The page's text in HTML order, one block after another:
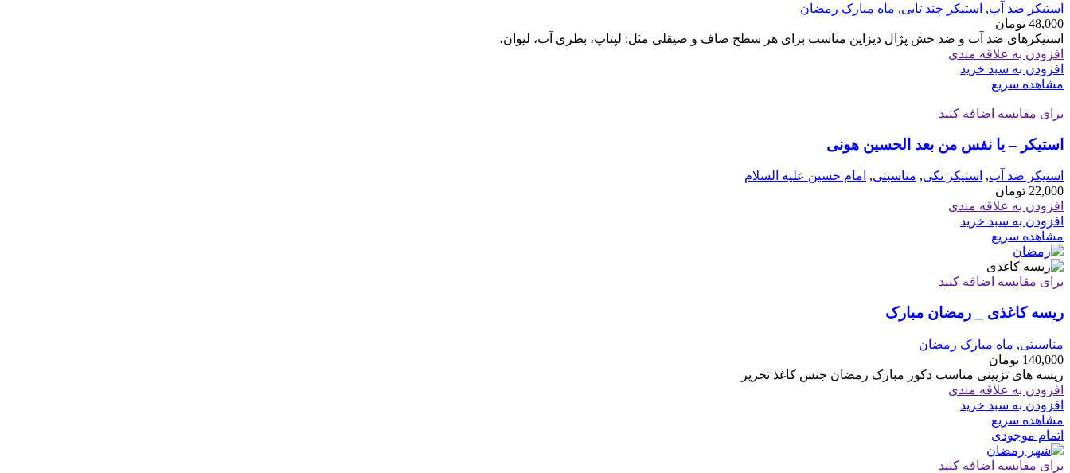
استیکر ضد آب, استیکر چند تایی, ماه مبارک رمضان
48,000 تومان
استیکرهای ضد آب و ضد خش پژال دیزاین مناسب برای هر سطح صاف و صیقلی مثل: لپتاپ، بطری آب، لیوان،
افزودن به علاقه مندی
افزودن به سبد خرید
مشاهده سریع
برای مقایسه اضافه کنید
استیکر – یا نفس من بعد الحسین هونی
استیکر ضد آب, استیکر تکی, مناسبتی, امام حسین علیه السلام
22,000 تومان
افزودن به علاقه مندی
افزودن به سبد خرید
مشاهده سریع
برای مقایسه اضافه کنید
ریسه کاغذی _ رمضان مبارک
مناسبتی, ماه مبارک رمضان
140,000 تومان
ریسه های تزیینی مناسب دکور مبارک رمضان جنس کاغذ تحریر
افزودن به علاقه مندی
افزودن به سبد خرید
مشاهده سریع
اتمام موجودی
برای مقایسه اضافه کنید